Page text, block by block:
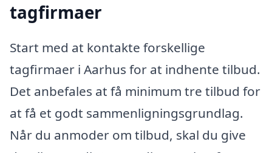
tagfirmaer
Start med at kontakte forskellige
tagfirmaer i Aarhus for at indhente tilbud.
Det anbefales at få minimum tre tilbud for
at få et godt sammenligningsgrundlag.
Når du anmoder om tilbud, skal du give